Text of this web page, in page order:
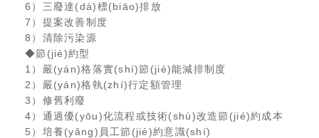
6）三廢達(dá)標(biāo)排放
7）提案改善制度
8）清除污染源
◆節(jié)約型
1）嚴(yán)格落實(shí)節(jié)能減排制度
2）嚴(yán)格執(zhí)行定額管理
3）修舊利廢
4）通過優(yōu)化流程或技術(shù)改造節(jié)約成本
5）培養(yǎng)員工節(jié)約意識(shí)